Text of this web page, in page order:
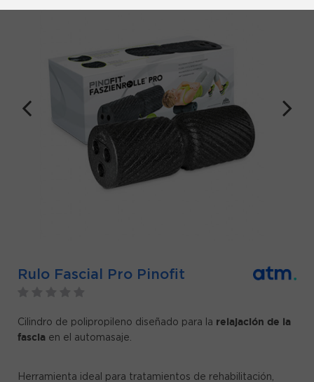
Rulo Fascial Pro Pinofit
Cilindro de polipropileno diseñado para la relajación de la
fascia en el automasaje.
Herramienta ideal para tratamientos de rehabilitación,